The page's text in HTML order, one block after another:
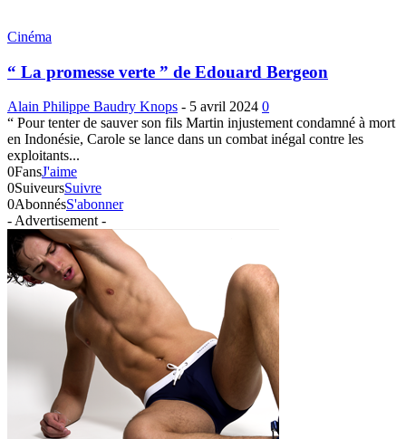
Cinéma
“ La promesse verte ” de Edouard Bergeon
Alain Philippe Baudry Knops - 5 avril 2024 0
“ Pour tenter de sauver son fils Martin injustement condamné à mort
en Indonésie, Carole se lance dans un combat inégal contre les
exploitants...
0FansJ'aime
0SuiveursSuivre
0AbonnésS'abonner
- Advertisement -